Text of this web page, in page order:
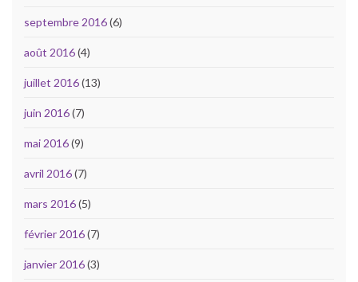
septembre 2016(6)
août 2016(4)
juillet 2016(13)
juin 2016(7)
mai 2016(9)
avril 2016(7)
mars 2016(5)
février 2016(7)
janvier 2016(3)